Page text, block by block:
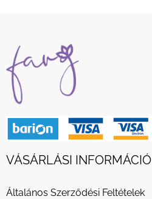
VÁSÁRLÁSI INFORMÁCIÓ
Általános Szerződési Feltételek